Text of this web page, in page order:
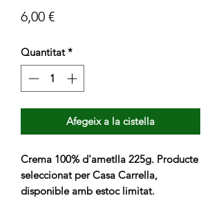
6,00 €Price
Quantitat *
Afegeix a la cistella
Crema 100% d'ametlla 225g. Producte
seleccionat per Casa Carrella,
disponible amb estoc limitat.